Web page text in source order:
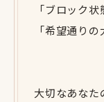
「ブロック
「希望通り
大切なあなた